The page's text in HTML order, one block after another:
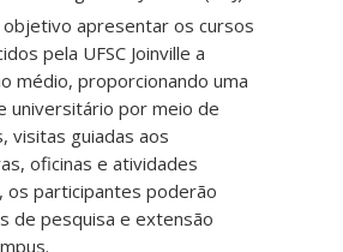
apresentar os cursos
pela UFSC Joinville a
médio, proporcionando uma
universitário por meio de
visitas guiadas aos
oficinas e atividades
os participantes poderão
de pesquisa e extensão